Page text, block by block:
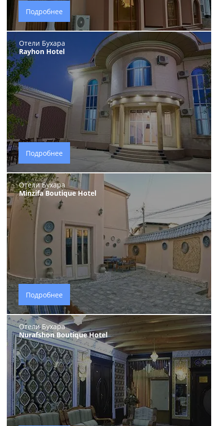
Подробнее
Отели Бухара
Rayhon Hotel
Подробнее
Отели Бухара
Minzifa Boutique Hotel
Подробнее
Отели Бухара
Nurafshon Boutique Hotel